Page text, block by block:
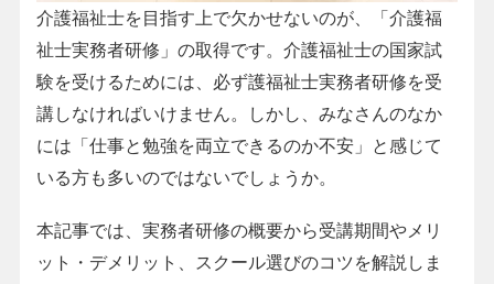
介護福祉士を目指す上で欠かせないのが、「介護福
祉士実務者研修」の取得です。介護福祉士の国家試
験を受けるためには、必ず護福祉士実務者研修を受
講しなければいけません。しかし、みなさんのなか
には「仕事と勉強を両立できるのか不安」と感じて
いる方も多いのではないでしょうか。
本記事では、実務者研修の概要から受講期間やメリ
ット・デメリット、スクール選びのコツを解説しま